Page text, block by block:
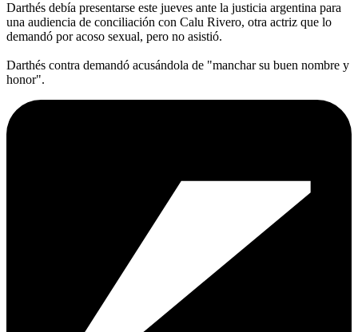
Darthés debía presentarse este jueves ante la justicia argentina para
una audiencia de conciliación con Calu Rivero, otra actriz que lo
demandó por acoso sexual, pero no asistió.
Darthés contra demandó acusándola de "manchar su buen nombre y
honor".